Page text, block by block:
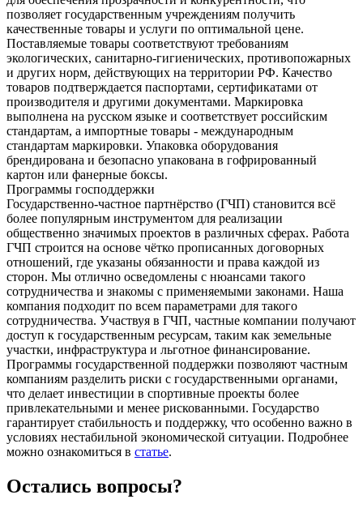
позволяет государственным учреждениям получить
качественные товары и услуги по оптимальной цене.
Поставляемые товары соответствуют требованиям
экологических, санитарно-гигиенических, противопожарных
и других норм, действующих на территории РФ. Качество
товаров подтверждается паспортами, сертификатами от
производителя и другими документами. Маркировка
выполнена на русском языке и соответствует российским
стандартам, а импортные товары - международным
стандартам маркировки. Упаковка оборудования
брендирована и безопасно упакована в гофрированный
картон или фанерные боксы.
Программы господдержки
Государственно-частное партнёрство (ГЧП) становится всё
более популярным инструментом для реализации
общественно значимых проектов в различных сферах. Работа
ГЧП строится на основе чётко прописанных договорных
отношений, где указаны обязанности и права каждой из
сторон. Мы отлично осведомлены с нюансами такого
сотрудничества и знакомы с применяемыми законами. Наша
компания подходит по всем параметрами для такого
сотрудничества. Участвуя в ГЧП, частные компании получают
доступ к государственным ресурсам, таким как земельные
участки, инфраструктура и льготное финансирование.
Программы государственной поддержки позволяют частным
компаниям разделить риски с государственными органами,
что делает инвестиции в спортивные проекты более
привлекательными и менее рискованными. Государство
гарантирует стабильность и поддержку, что особенно важно в
условиях нестабильной экономической ситуации. Подробнее
можно ознакомиться в статье.
Остались вопросы?